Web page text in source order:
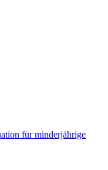
für minderjährige